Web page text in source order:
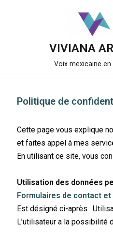
VIVIANA
Voix mexicaine en
Politique de
Cette page vous explique
et faites appel à mes
En utilisant ce site, vous
Utilisation des données
Formulaires de contact et
Est désigné ci-après :
L’utilisateur a la possibilité